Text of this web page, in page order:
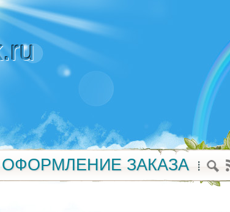
ОФОРМЛЕНИЕ ЗАКАЗА